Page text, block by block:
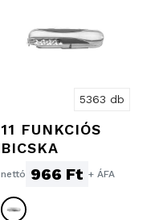
5363 db
11 FUNKCIÓS
BICSKA
nettó 966 Ft + ÁFA